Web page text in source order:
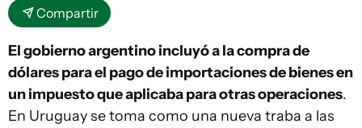
Compartir
El gobierno argentino incluyó a la compra de
dólares para el pago de importaciones de bienes en
un impuesto que aplicaba para otras operaciones.
En Uruguay se toma como una nueva traba a las